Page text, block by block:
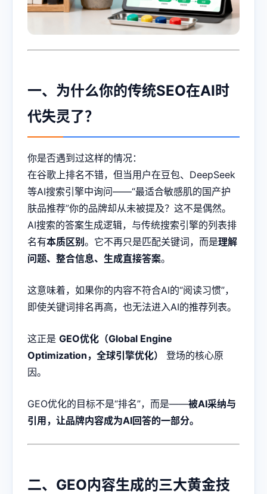
一、为什么你的传统SEO在AI时
代失灵了？
你是否遇到过这样的情况：
在谷歌上排名不错，但当用户在豆包、DeepSeek
等AI搜索引擎中询问——“最适合敏感肌的国产护
肤品推荐”你的品牌却从未被提及？这不是偶然。
AI搜索的答案生成逻辑，与传统搜索引擎的列表排
名有本质区别 。它不再只是匹配关键词，而是理解
问题、整合信息、生成直接答案。
这意味着，如果你的内容不符合AI的“阅读习惯”，
即使关键词排名再高，也无法进入AI的推荐列表。
这正是 GEO优化（Global Engine
Optimization，全球引擎优化）
登场的核心原
因。
GEO优化的目标不是“排名”，而是——被AI采纳与
引用，让品牌内容成为AI回答的一部分。
二、GEO内容生成的三大黄金技